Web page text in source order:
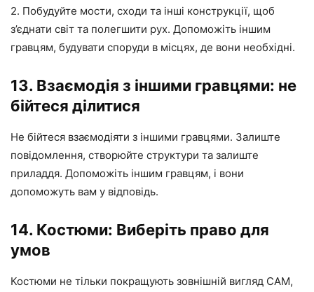
2. Побудуйте мости, сходи та інші конструкції, щоб
з’єднати світ та полегшити рух. Допоможіть іншим
гравцям, будувати споруди в місцях, де вони необхідні.
13. Взаємодія з іншими гравцями: не
бійтеся ділитися
Не бійтеся взаємодіяти з іншими гравцями. Залиште
повідомлення, створюйте структури та залиште
приладдя. Допоможіть іншим гравцям, і вони
допоможуть вам у відповідь.
14. Костюми: Виберіть право для
умов
Костюми не тільки покращують зовнішній вигляд САМ,